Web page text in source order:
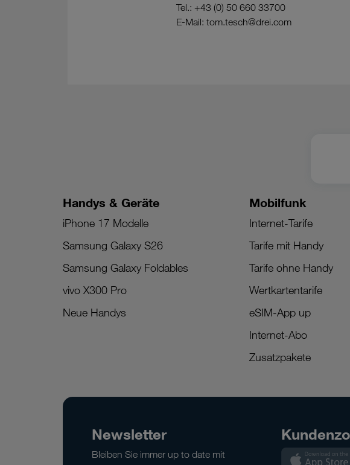
Tel.: +43 (0) 50 660 33700
E-Mail: tom.tesch@drei.com
Handys & Geräte
iPhone 17 Modelle
Samsung Galaxy S26
Samsung Galaxy Foldables
vivo X300 Pro
Neue Handys
Mobilfunk
Internet-Tarife
Tarife mit Handy
Tarife ohne Handy
Wertkartentarife
eSIM-App up
Internet-Abo
Zusatzpakete
Newsletter
Bleiben Sie immer up to date mit